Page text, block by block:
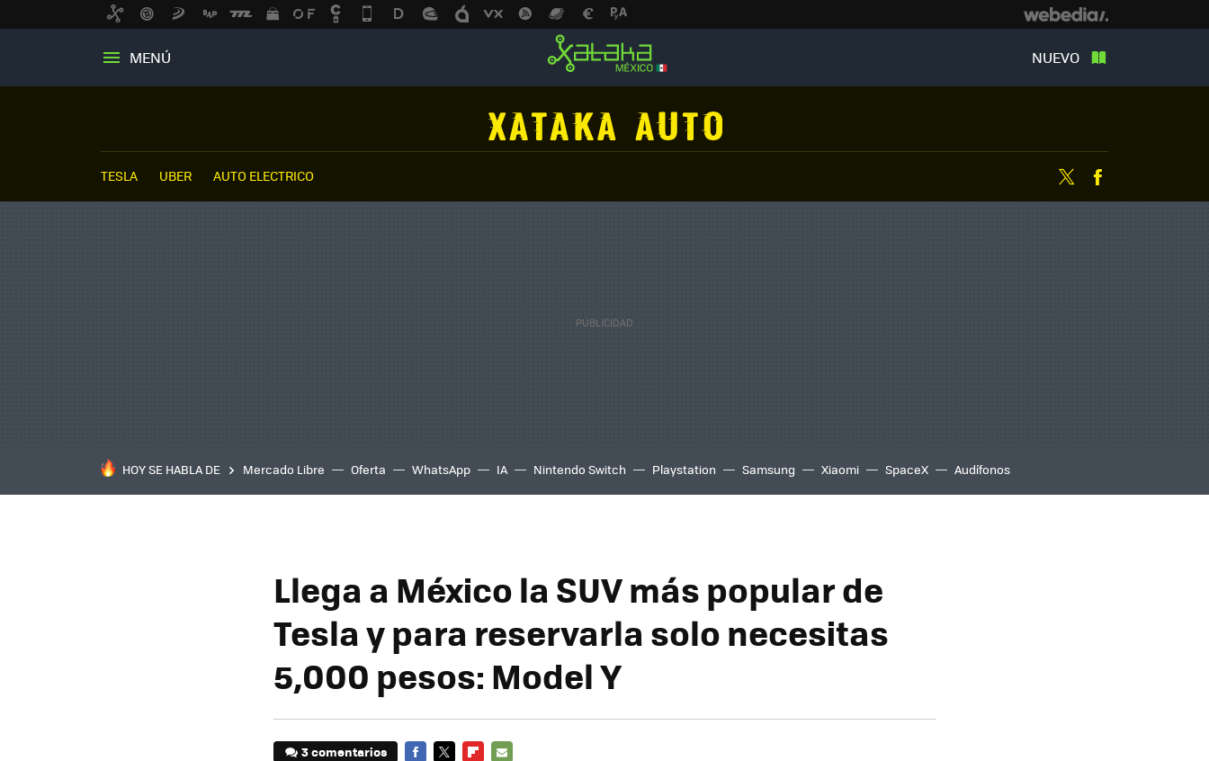
MENÚ NUEVO
TESLA UBER AUTO ELECTRICO Twitter
HOY SE HABLA DE Mercado Libre Oferta WhatsApp IA Nintendo Switch Playstation Samsung Xiaomi SpaceX Audífonos
Llega a México la SUV más popular de
Tesla y para reservarla solo necesitas
5,000 pesos: Model Y
3 comentarios